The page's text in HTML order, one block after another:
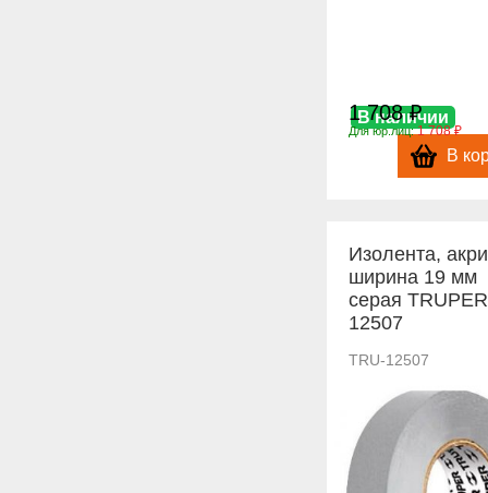
В наличии
1 708 ₽
Для юр.лиц:1 708 ₽
В
Изолента,
ширина 19 мм
серая TRUPER
12507
TRU-12507